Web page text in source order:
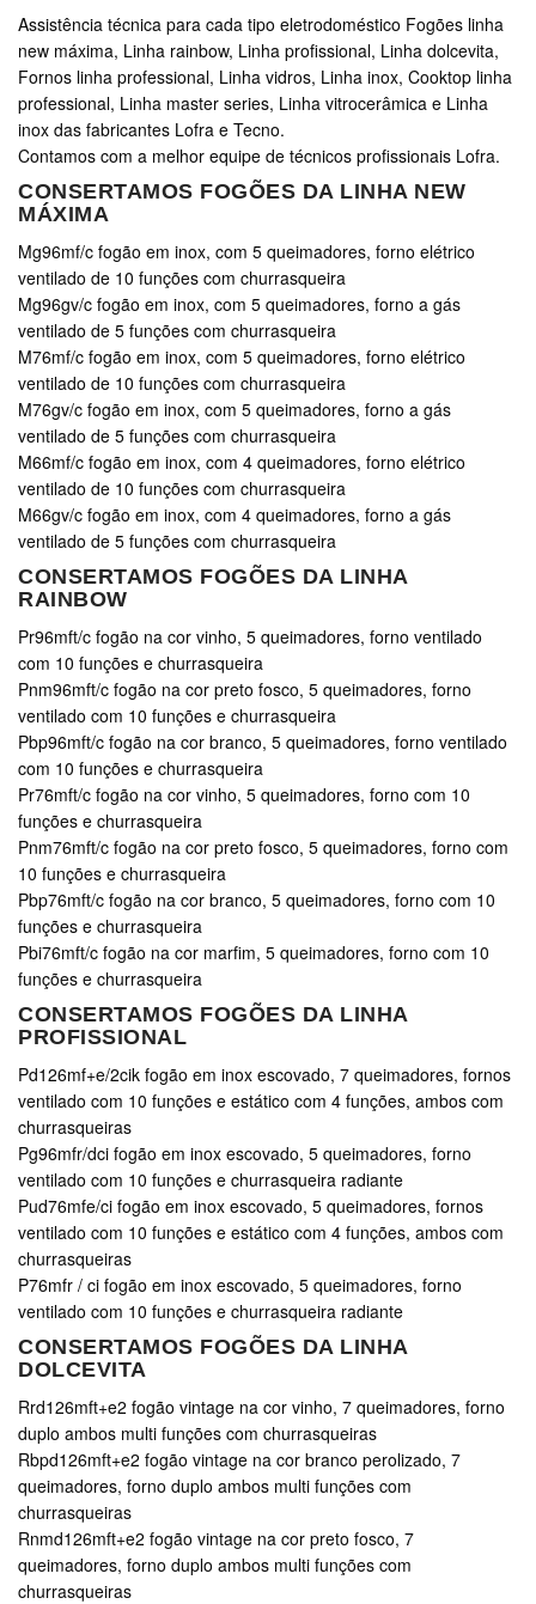
Assistência técnica para cada tipo eletrodoméstico Fogões linha
new máxima, Linha rainbow, Linha profissional, Linha dolcevita,
Fornos linha professional, Linha vidros, Linha inox, Cooktop linha
professional, Linha master series, Linha vitrocerâmica e Linha
inox das fabricantes Lofra e Tecno.
Contamos com a melhor equipe de técnicos profissionais Lofra.
CONSERTAMOS FOGÕES DA LINHA NEW
MÁXIMA
Mg96mf/c fogão em inox, com 5 queimadores, forno elétrico
ventilado de 10 funções com churrasqueira
Mg96gv/c fogão em inox, com 5 queimadores, forno a gás
ventilado de 5 funções com churrasqueira
M76mf/c fogão em inox, com 5 queimadores, forno elétrico
ventilado de 10 funções com churrasqueira
M76gv/c fogão em inox, com 5 queimadores, forno a gás
ventilado de 5 funções com churrasqueira
M66mf/c fogão em inox, com 4 queimadores, forno elétrico
ventilado de 10 funções com churrasqueira
M66gv/c fogão em inox, com 4 queimadores, forno a gás
ventilado de 5 funções com churrasqueira
CONSERTAMOS FOGÕES DA LINHA
RAINBOW
Pr96mft/c fogão na cor vinho, 5 queimadores, forno ventilado
com 10 funções e churrasqueira
Pnm96mft/c fogão na cor preto fosco, 5 queimadores, forno
ventilado com 10 funções e churrasqueira
Pbp96mft/c fogão na cor branco, 5 queimadores, forno ventilado
com 10 funções e churrasqueira
Pr76mft/c fogão na cor vinho, 5 queimadores, forno com 10
funções e churrasqueira
Pnm76mft/c fogão na cor preto fosco, 5 queimadores, forno com
10 funções e churrasqueira
Pbp76mft/c fogão na cor branco, 5 queimadores, forno com 10
funções e churrasqueira
Pbi76mft/c fogão na cor marfim, 5 queimadores, forno com 10
funções e churrasqueira
CONSERTAMOS FOGÕES DA LINHA
PROFISSIONAL
Pd126mf+e/2cik fogão em inox escovado, 7 queimadores, fornos
ventilado com 10 funções e estático com 4 funções, ambos com
churrasqueiras
Pg96mfr/dci fogão em inox escovado, 5 queimadores, forno
ventilado com 10 funções e churrasqueira radiante
Pud76mfe/ci fogão em inox escovado, 5 queimadores, fornos
ventilado com 10 funções e estático com 4 funções, ambos com
churrasqueiras
P76mfr / ci fogão em inox escovado, 5 queimadores, forno
ventilado com 10 funções e churrasqueira radiante
CONSERTAMOS FOGÕES DA LINHA
DOLCEVITA
Rrd126mft+e2 fogão vintage na cor vinho, 7 queimadores, forno
duplo ambos multi funções com churrasqueiras
Rbpd126mft+e2 fogão vintage na cor branco perolizado, 7
queimadores, forno duplo ambos multi funções com
churrasqueiras
Rnmd126mft+e2 fogão vintage na cor preto fosco, 7
queimadores, forno duplo ambos multi funções com
churrasqueiras